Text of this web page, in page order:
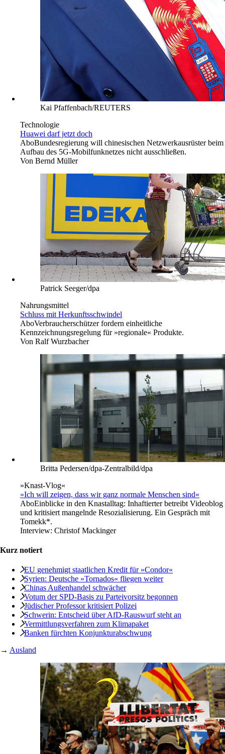
Kai Pfaffenbach/REUTERS
Technologie
Huawei darf jetzt doch
AboBundesregierung will chinesischen Netzwerkausrüster beim
Aufbau des 5G-Mobilfunknetzes nicht ausschließen.
Von Bernd Müller
Patrick Seeger/dpa
Nahrungsmittel
Schluss mit Herkunftsschwindel
AboVerbraucherschützer fordern einheitliche
Kennzeichnungsregelung für »regionale« Produkte.
Von Ralf Wurzbacher
Britta Pedersen/dpa-Zentralbild/dpa
»Knast-Vlog«
»Ich will zeigen, dass wir ganz normale Menschen sind«
AboEinblicke in den Knastalltag: Inhaftierter betreibt Videoblog
und kritisiert mangelnde Resozialisierung. Ein Gespräch mit
Tomekk*.
Interview: Christof Mackinger
Kurz notiert
EU genehmigt staatlichen Kredit für »Condor«
Syrien: Deutsche »Tornados« fliegen weiter
Chinas Außenhandel schwächer
Votum der SPD-Basis zu Parteivorsitz begonnen
Jüdischer Professor kritisiert Polizei
Schwerin: Entscheid über AfD-Rauswurf steht an
Vermittlungsverfahren zum Klimapaket
Banken fürchten Konjunkturabschwung
→ Ausland